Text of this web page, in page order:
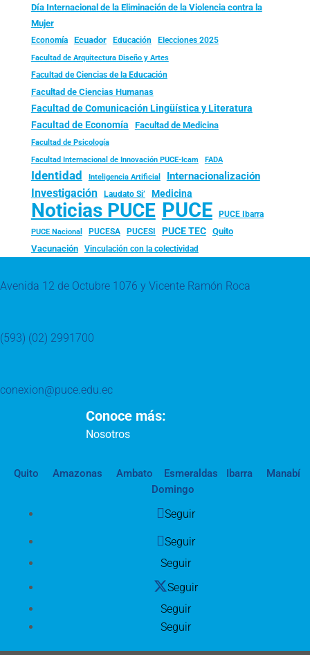
Día Internacional de la Eliminación de la Violencia contra la
Mujer
Economía Ecuador Educación Elecciones 2025
Facultad de Arquitectura Diseño y Artes
Facultad de Ciencias de la Educación
Facultad de Ciencias Humanas
Facultad de Comunicación Lingüística y Literatura
Facultad de Economía Facultad de Medicina
Facultad de Psicología
Facultad Internacional de Innovación PUCE-Icam FADA
Identidad Inteligencia Artificial Internacionalización
Investigación Laudato Si’ Medicina
Noticias PUCE PUCE PUCE Ibarra
PUCE Nacional PUCESA PUCESI PUCE TEC
Quito
Vacunación
Vinculación con la colectividad
Avenida 12 de Octubre 1076 y Vicente Ramón Roca
(593) (02) 2991700
conexion@puce.edu.ec
Conoce más:
Nosotros
Quito Amazonas Ambato Esmeraldas Ibarra
Manabí
Domingo
Seguir
Seguir
Seguir
Seguir
Seguir
Seguir